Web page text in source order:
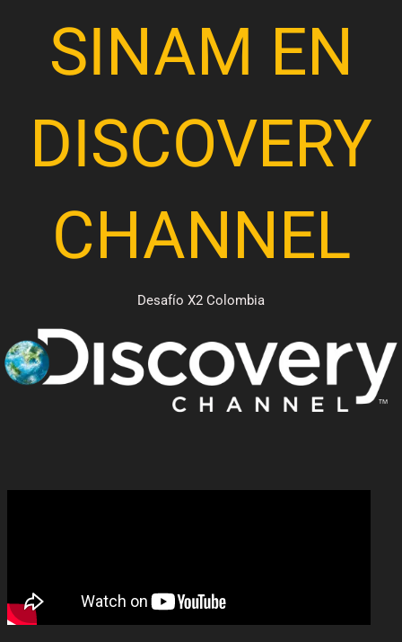
SINAM EN
DISCOVERY
CHANNEL
Desafío X2 Colombia